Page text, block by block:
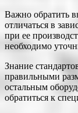
Важно обратить
отличаться в
при ее
необходимо
Знание
правильными
остальным
обратиться к